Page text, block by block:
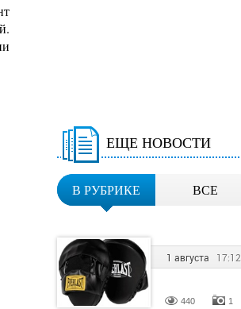
ЕЩЕ НОВОСТИ
В РУБРИКЕ ВСЕ
1 августа 17:12
440 1